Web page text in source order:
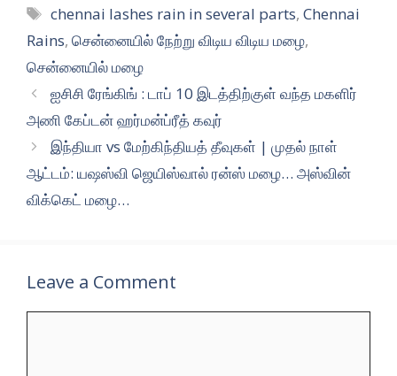
Tags
chennai lashes rain in several parts,Chennai
Rains, சென்னையில் நேற்று விடிய விடிய மழை,
சென்னையில் மழை
ஐசிசி ரேங்கிங் : டாப் 10 இடத்திற்குள் வந்த மகளிர்
அணி கேப்டன் ஹர்மன்ப்ரீத் கவுர்
இந்தியா vs மேற்கிந்தியத் தீவுகள் | முதல் நாள்
ஆட்டம்: யஷஸ்வி ஜெயிஸ்வால் ரன்ஸ் மழை… அஸ்வின்
விக்கெட் மழை…
Leave a Comment